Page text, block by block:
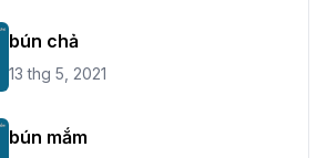
bún chả
13 thg 5, 2021
bún mắm